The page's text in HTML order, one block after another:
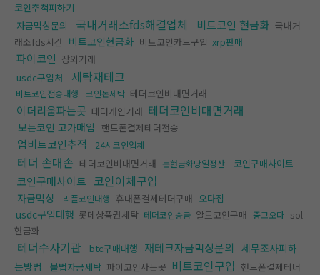
코인추척피하기
자금믹싱문의
국내거래소fds해결업체 비트코인 현금화 국내거
래소fds시간 비트코인현금화 비트코인카드구입 xrp판매
파이코인 장외거래
usdc구입처
세탁재테크
비트코인전송대행 코인돈세탁 테더코인비대면거래
이더리움파는곳 테더개인거래 테더코인비대면거래
모든코인 고가매입 핸드폰결제테더전송
업비트코인추적 24시코인업체
테더 손대손 테더코인비대면거래 돈현금화당일정산 코인구매사이트
코인구매사이트 코인이체구입
자금믹싱 리플코인대행 휴대폰결제테더구매 오다집
usdc구입대행 롯데상품권세탁 테더코인송금 알트코인구매 중고오다 sol
현금화
테더수사기관 btc구매대행 재테크자금믹싱문의 세무조사피하
는방법
불법자금세탁 파이코인사는곳 비트코인구입 핸드폰결제테더